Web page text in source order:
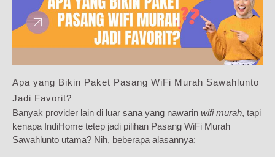
Apa yang Bikin Paket Pasang WiFi Murah Sawahlunto
Jadi Favorit?
Banyak provider lain di luar sana yang nawarin wifi murah, tapi
kenapa IndiHome tetep jadi pilihan Pasang WiFi Murah
Sawahlunto utama? Nih, beberapa alasannya: